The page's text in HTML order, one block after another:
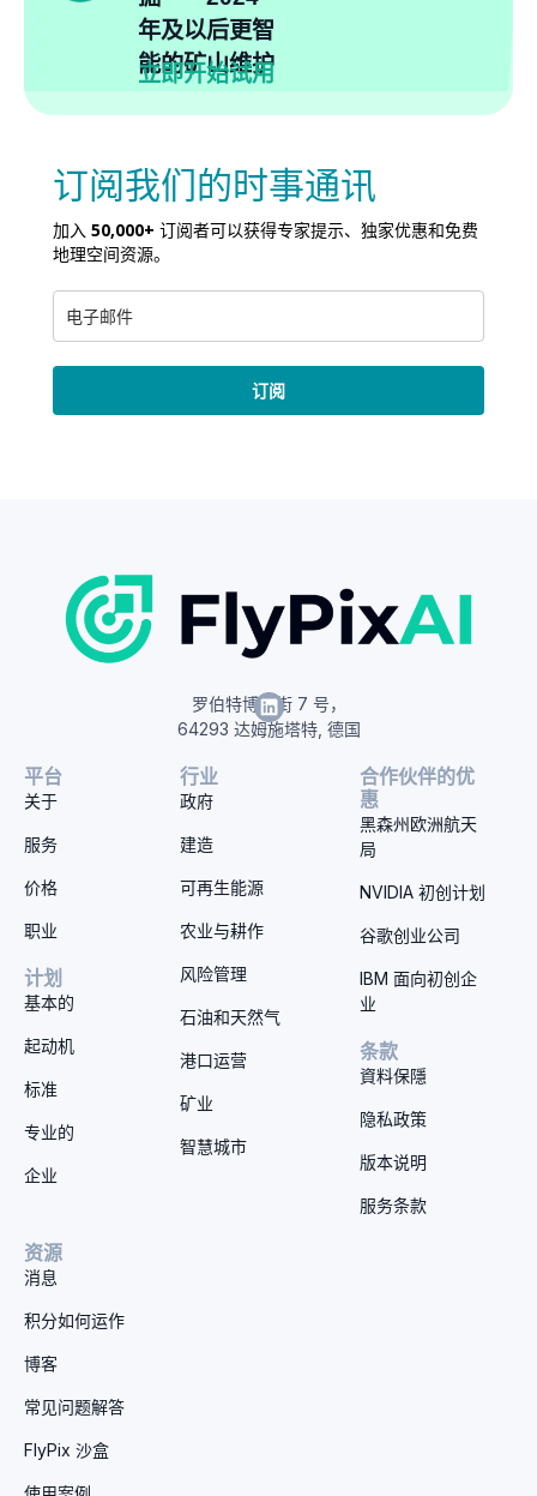
年及以后更智
能的矿山维护
立即开始试用
订阅我们的时事通讯
加入 50,000+ 订阅者可以获得专家提示、独家优惠和免费
地理空间资源。
订阅
罗伯特博世街 7 号，
64293 达姆施塔特, 德国
平台
关于
服务
价格
职业
计划
基本的
起动机
标准
专业的
企业
行业
政府
建造
可再生能源
农业与耕作
风险管理
石油和天然气
港口运营
矿业
智慧城市
合作伙伴的优
惠
黑森州欧洲航天
局
NVIDIA 初创计划
谷歌创业公司
IBM 面向初创企
业
条款
資料保隱
隐私政策
版本说明
服务条款
资源
消息
积分如何运作
博客
常见问题解答
FlyPix 沙盒